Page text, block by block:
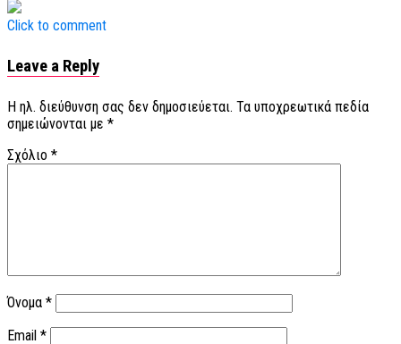
Click to comment
Leave a Reply
Η ηλ. διεύθυνση σας δεν δημοσιεύεται. Τα υποχρεωτικά πεδία
σημειώνονται με *
Σχόλιο *
Όνομα *
Email *